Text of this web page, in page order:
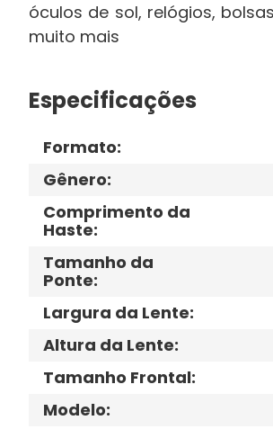
óculos de sol, relógios,
muito mais
Especificações
Formato:
Gênero:
Comprimento da
Haste:
Tamanho da
Ponte:
Largura da Lente:
Altura da Lente:
Tamanho Frontal:
Modelo: